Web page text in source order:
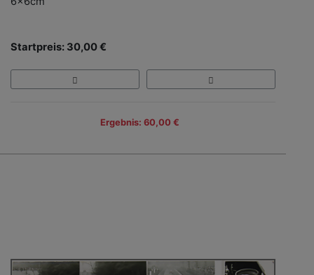
Startpreis: 30,00 €
Ergebnis: 60,00 €